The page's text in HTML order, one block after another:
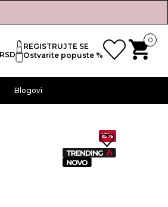
REGISTRUJTE SE
Ostvarite popuste %
0
Blogovi
15%